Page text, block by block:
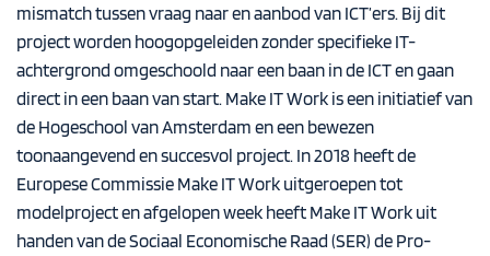
mismatch tussen vraag naar en aanbod van ICT’ers. Bij dit
project worden hoogopgeleiden zonder specifieke IT-
achtergrond omgeschoold naar een baan in de ICT en gaan
direct in een baan van start. Make IT Work is een initiatief van
de Hogeschool van Amsterdam en een bewezen
toonaangevend en succesvol project. In 2018 heeft de
Europese Commissie Make IT Work uitgeroepen tot
modelproject en afgelopen week heeft Make IT Work uit
handen van de Sociaal Economische Raad (SER) de Pro-